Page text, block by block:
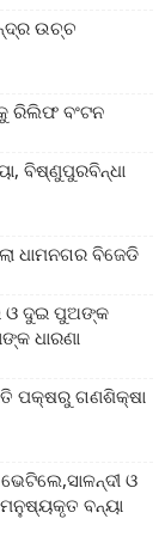
ଉଚ୍ଚ
ରିଲିଫ ବଂଟନ
ବିଷ୍ଣୁପୁରବିନ୍ଧା
ଧାମନଗର ବିଜେଡି
ଓ ଦୁଇ ପୁଅଙ୍କ
ଧାରଣା
ପକ୍ଷରୁ ଗଣଶିକ୍ଷା
ଓ
ବନ୍ୟା